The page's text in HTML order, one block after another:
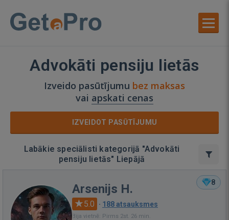
Advokāti pensiju lietās
Izveido pasūtījumu bez maksas
vai apskati cenas
IZVEIDOT PASŪTĪJUMU
Labākie speciālisti kategorijā "Advokāti
pensiju lietās" Liepājā
8
Arsenijs H.
5.0 · 188 atsauksmes
Bija vietnē: Pirms 2st. 26 min.